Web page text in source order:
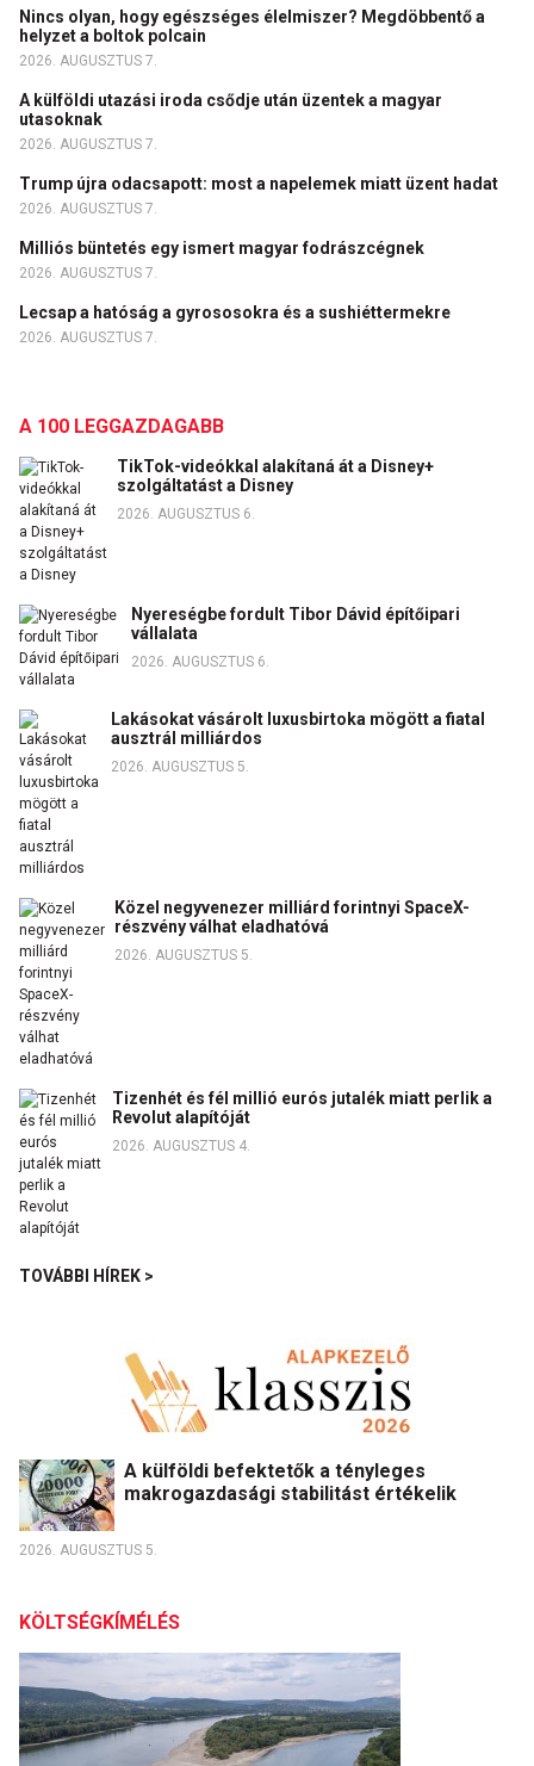
Nincs olyan, hogy egészséges élelmiszer? Megdöbbentő a
helyzet a boltok polcain
2026. AUGUSZTUS 7.
A külföldi utazási iroda csődje után üzentek a magyar
utasoknak
2026. AUGUSZTUS 7.
Trump újra odacsapott: most a napelemek miatt üzent hadat
2026. AUGUSZTUS 7.
Milliós büntetés egy ismert magyar fodrászcégnek
2026. AUGUSZTUS 7.
Lecsap a hatóság a gyrososokra és a sushiéttermekre
2026. AUGUSZTUS 7.
A 100 LEGGAZDAGABB
TikTok-videókkal alakítaná át a Disney+
szolgáltatást a Disney
2026. AUGUSZTUS 6.
Nyereségbe fordult Tibor Dávid építőipari
vállalata
2026. AUGUSZTUS 6.
Lakásokat vásárolt luxusbirtoka mögött a fiatal
ausztrál milliárdos
2026. AUGUSZTUS 5.
Közel negyvenezer milliárd forintnyi SpaceX-
részvény válhat eladhatóvá
2026. AUGUSZTUS 5.
Tizenhét és fél millió eurós jutalék miatt perlik a
Revolut alapítóját
2026. AUGUSZTUS 4.
TOVÁBBI HÍREK >
A külföldi befektetők a tényleges
makrogazdasági stabilitást értékelik
2026. AUGUSZTUS 5.
KÖLTSÉGKÍMÉLÉS